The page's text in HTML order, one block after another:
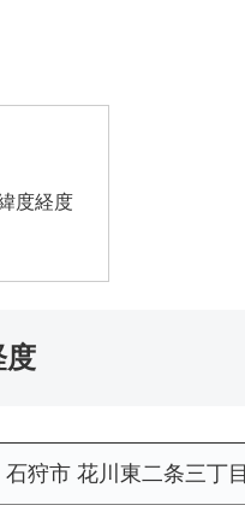
度経度
度
狩市 花川東二条三丁目